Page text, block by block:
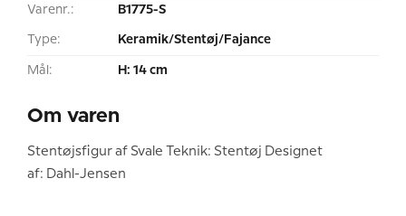
Varenr.: B1775-S
Type: Keramik/Stentøj/Fajance
Mål: H: 14 cm
Om varen
Stentøjsfigur af Svale Teknik: Stentøj Designet
af: Dahl-Jensen